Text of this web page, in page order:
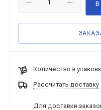
Количество в
Рассчитать доставку
Для доставки